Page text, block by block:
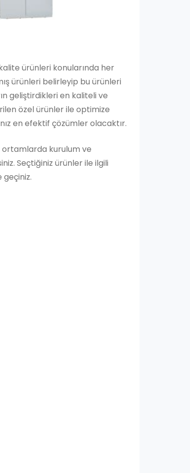
ürünleri konularında her
ürünleri belirleyip bu ürünleri
geliştirdikleri en kaliteli ve
özel ürünler ile optimize
en efektif çözümler olacaktır.
ortamlarda kurulum ve
Seçtiğiniz ürünler ile ilgili